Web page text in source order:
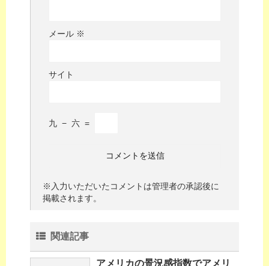
メール ※
サイト
九 − 六 =
※入力いただいたコメントは管理者の承認後に
掲載されます。
関連記事
アメリカの景況感指数でアメリ